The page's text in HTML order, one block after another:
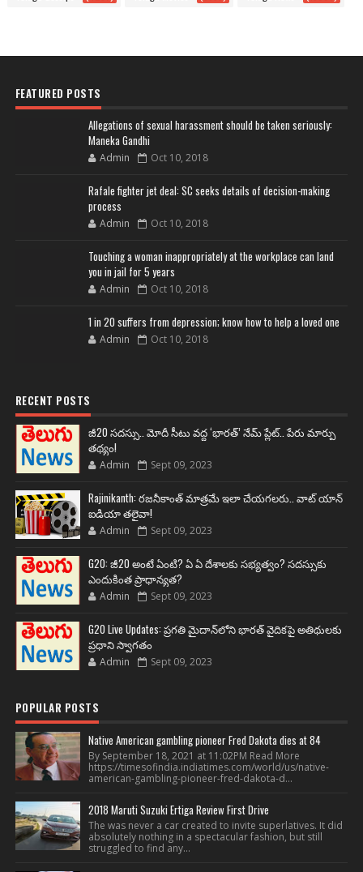
FEATURED POSTS
Allegations of sexual harassment should be taken seriously:
Maneka Gandhi
Admin Oct 10, 2018
Rafale fighter jet deal: SC seeks details of decision-making
process
Admin Oct 10, 2018
Touching a woman inappropriately at the workplace can land
you in jail for 5 years
Admin Oct 10, 2018
1 in 20 suffers from depression; know how to help a loved one
Admin Oct 10, 2018
RECENT POSTS
జీ20 సదస్సు.. మోదీ సీటు వద్ద ‘భారత్’ నేమ్ ప్లేట్‌.. పేరు మార్పు
తథ్యం!
Admin Sept 09, 2023
Rajinikanth: రజనీకాంత్ మాత్రమే ఇలా చేయగలరు.. వాట్ యాన్
ఐడియా తలైవా!
Admin Sept 09, 2023
G20: జీ20 అంటే ఏంటి? ఏ ఏ దేశాలకు సభ్యత్వం? సదస్సుకు
ఎందుకింత ప్రాధాన్యత?
Admin Sept 09, 2023
G20 Live Updates: ప్రగతి మైదాన్‌లోని భారత్ వైదికపై అతిథులకు
ప్రధాని స్వాగతం
Admin Sept 09, 2023
POPULAR POSTS
Native American gambling pioneer Fred Dakota dies at 84
By September 18, 2021 at 11:02PM Read More
https://timesofindia.indiatimes.com/world/us/native-
american-gambling-pioneer-fred-dakota-d...
2018 Maruti Suzuki Ertiga Review First Drive
The was never a car created to invite superlatives. It did
absolutely nothing in a spectacular fashion, but still
struggled to find any...